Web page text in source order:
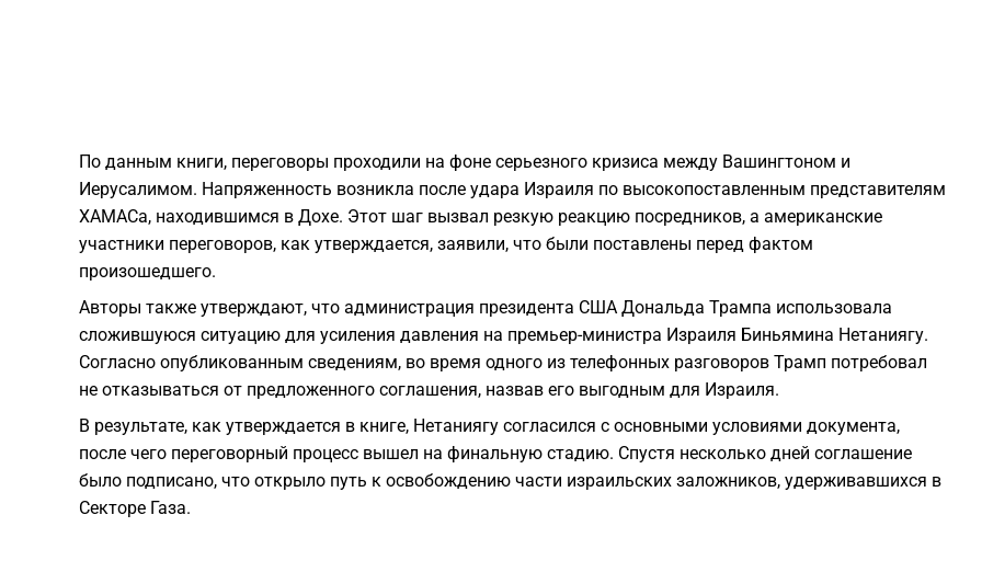
По данным книги, переговоры проходили на фоне серьезного кризиса между Вашингтоном и
Иерусалимом. Напряженность возникла после удара Израиля по высокопоставленным представителям
ХАМАСа, находившимся в Дохе. Этот шаг вызвал резкую реакцию посредников, а американские
участники переговоров, как утверждается, заявили, что были поставлены перед фактом
произошедшего.
Авторы также утверждают, что администрация президента США Дональда Трампа использовала
сложившуюся ситуацию для усиления давления на премьер-министра Израиля Биньямина Нетаниягу.
Согласно опубликованным сведениям, во время одного из телефонных разговоров Трамп потребовал
не отказываться от предложенного соглашения, назвав его выгодным для Израиля.
В результате, как утверждается в книге, Нетаниягу согласился с основными условиями документа,
после чего переговорный процесс вышел на финальную стадию. Спустя несколько дней соглашение
было подписано, что открыло путь к освобождению части израильских заложников, удерживавшихся в
Секторе Газа.